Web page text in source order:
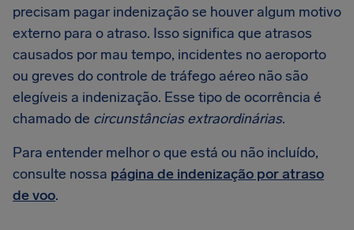
precisam pagar indenização se houver algum motivo
externo para o atraso. Isso significa que atrasos
causados por mau tempo, incidentes no aeroporto
ou greves do controle de tráfego aéreo não são
elegíveis a indenização. Esse tipo de ocorrência é
chamado de circunstâncias extraordinárias.
Para entender melhor o que está ou não incluído,
consulte nossa página de indenização por atraso
de voo.